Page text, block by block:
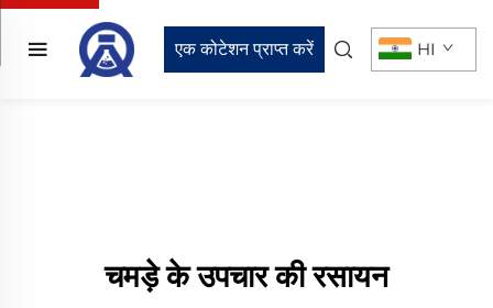
एक कोटेशन प्राप्त करें HI
चमड़े के उपचार की रसायन